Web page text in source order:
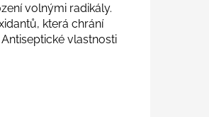
volnými radikály.
která chrání
vlastnosti